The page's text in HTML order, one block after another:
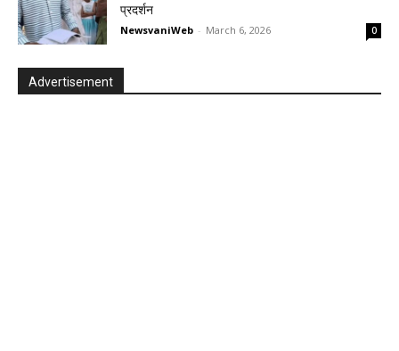
प्रदर्शन
NewsvaniWeb - March 6, 2026 0
Advertisement